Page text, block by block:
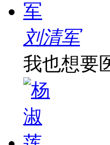
刘清军
我也想要